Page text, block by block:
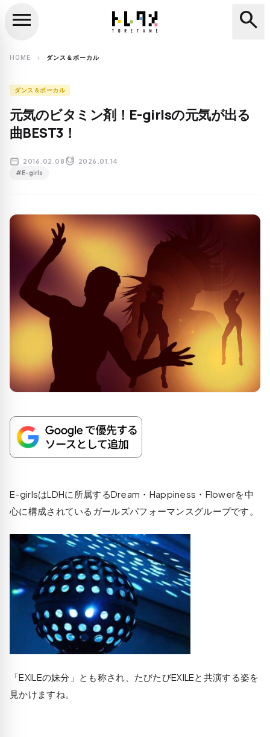
search
menu search
HOME chevron_right ダンス＆ボーカル
ダンス＆ボーカル
元気のビタミン剤！E-girlsの元気が出る
曲BEST3！
2016.02.08 2026.01.14
#E-girls
E-girlsはLDHに所属するDream・Happiness・Flowerを中
心に構成されているガールズパフォーマンスグループです。
「EXILEの妹分」とも称され、たびたびEXILEと共演する姿を
見かけますね。